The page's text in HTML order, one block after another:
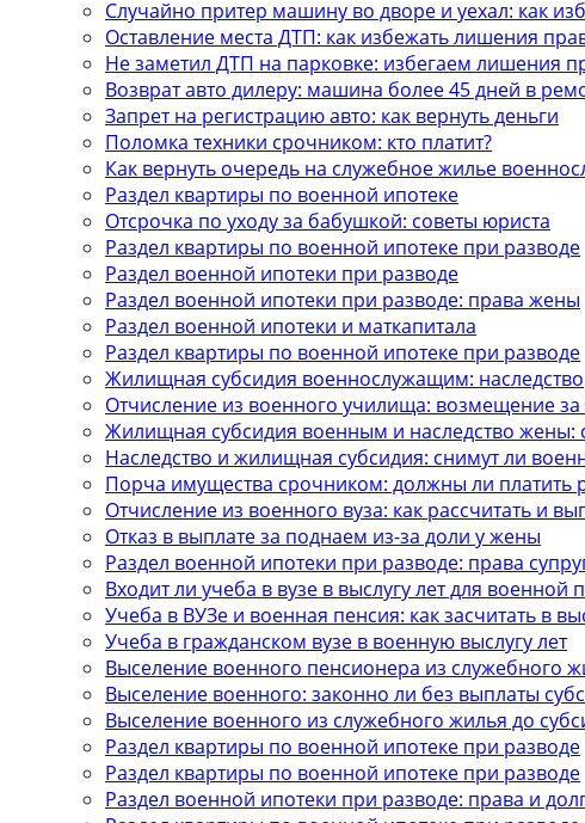
Случайно притер машину во дворе и уехал: как
Оставление места ДТП: как избежать лишения
Не заметил ДТП на парковке: избегаем лишения
Возврат авто дилеру: машина более 45 дней в
Запрет на регистрацию авто: как вернуть деньги
Поломка техники срочником: кто платит?
Как вернуть очередь на служебное жилье
Раздел квартиры по военной ипотеке
Отсрочка по уходу за бабушкой: советы юриста
Раздел квартиры по военной ипотеке при разводе
Раздел военной ипотеки при разводе
Раздел военной ипотеки при разводе: права жены
Раздел военной ипотеки и маткапитала
Раздел квартиры по военной ипотеке при разводе
Жилищная субсидия военнослужащим: наследство
Отчисление из военного училища: возмещение
Жилищная субсидия военным и наследство жены:
Наследство и жилищная субсидия: снимут ли
Порча имущества срочником: должны ли платить
Отчисление из военного вуза: как рассчитать и
Отказ в выплате за поднаем из-за доли у жены
Раздел военной ипотеки при разводе: права
Входит ли учеба в вузе в выслугу лет для военной
Учеба в ВУЗе и военная пенсия: как засчитать в
Учеба в гражданском вузе в военную выслугу лет
Выселение военного пенсионера из служебного
Выселение военного: законно ли без выплаты
Выселение военного из служебного жилья до
Раздел квартиры по военной ипотеке при разводе
Раздел квартиры по военной ипотеке при разводе
Раздел военной ипотеки при разводе: права и